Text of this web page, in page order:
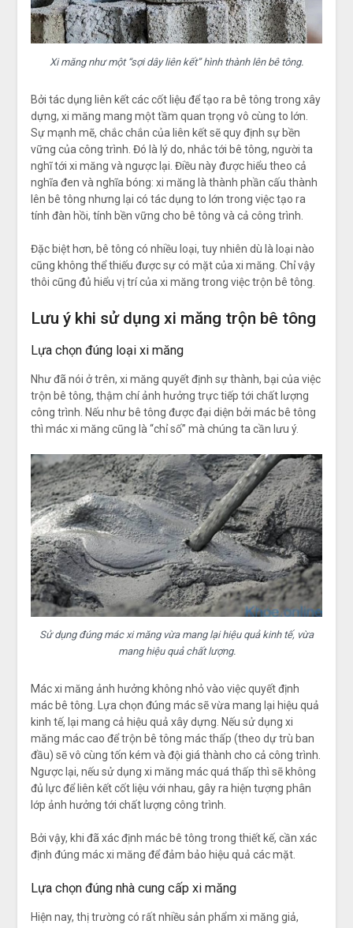
Xi măng như một “sợi dây liên kết” hình thành lên bê tông.
Bởi tác dụng liên kết các cốt liệu để tạo ra bê tông trong xây
dựng, xi măng mang một tầm quan trọng vô cùng to lớn.
Sự mạnh mẽ, chắc chắn của liên kết sẽ quy định sự bền
vững của công trình. Đó là lý do, nhắc tới bê tông, người ta
nghĩ tới xi măng và ngược lại. Điều này được hiểu theo cả
nghĩa đen và nghĩa bóng: xi măng là thành phần cấu thành
lên bê tông nhưng lại có tác dụng to lớn trong việc tạo ra
tính đàn hồi, tính bền vững cho bê tông và cả công trình.
Đặc biệt hơn, bê tông có nhiều loại, tuy nhiên dù là loại nào
cũng không thể thiếu được sự có mặt của xi măng. Chỉ vậy
thôi cũng đủ hiểu vị trí của xi măng trong việc trộn bê tông.
Lưu ý khi sử dụng xi măng trộn bê tông
Lựa chọn đúng loại xi măng
Như đã nói ở trên, xi măng quyết định sự thành, bại của việc
trộn bê tông, thậm chí ảnh hưởng trực tiếp tới chất lượng
công trình. Nếu như bê tông được đại diện bởi mác bê tông
thì mác xi măng cũng là “chỉ số” mà chúng ta cần lưu ý.
Sử dụng đúng mác xi măng vừa mang lại hiệu quả kinh tế, vừa
mang hiệu quả chất lượng.
Mác xi măng ảnh hưởng không nhỏ vào việc quyết định
mác bê tông. Lựa chọn đúng mác sẽ vừa mang lại hiệu quả
kinh tế, lại mang cả hiệu quả xây dựng. Nếu sử dụng xi
măng mác cao để trộn bê tông mác thấp (theo dự trù ban
đầu) sẽ vô cùng tốn kém và đội giá thành cho cả công trình.
Ngược lại, nếu sử dụng xi măng mác quá thấp thì sẽ không
đủ lực để liên kết cốt liệu với nhau, gây ra hiện tượng phân
lớp ảnh hưởng tới chất lượng công trình.
Bởi vậy, khi đã xác định mác bê tông trong thiết kế, cần xác
định đúng mác xi măng để đảm bảo hiệu quả các mặt.
Lựa chọn đúng nhà cung cấp xi măng
Hiện nay, thị trường có rất nhiều sản phẩm xi măng giả,